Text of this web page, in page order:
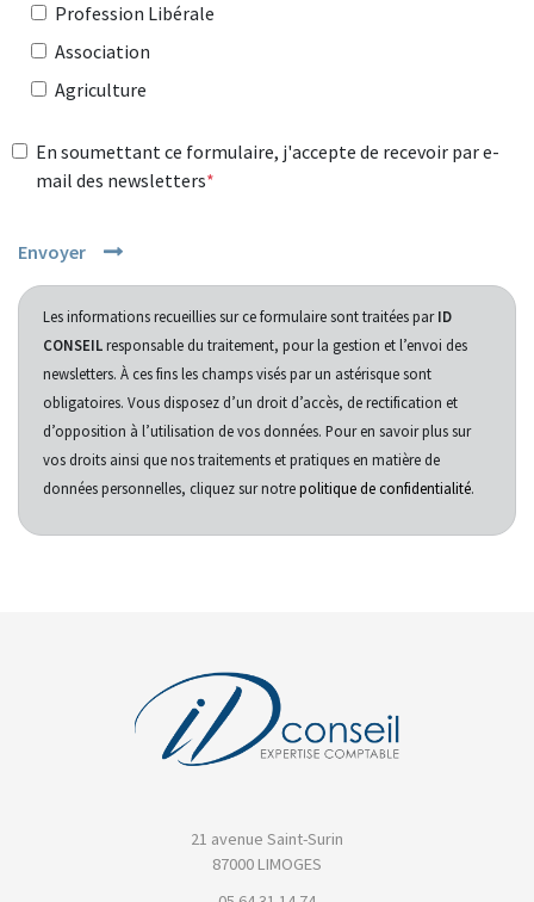
Profession Libérale
Association
Agriculture
En soumettant ce formulaire, j'accepte de recevoir par e-
mail des newsletters
Envoyer
Les informations recueillies sur ce formulaire sont traitées parID
CONSEILresponsable du traitement, pour la gestion et l’envoi des
newsletters. À ces fins les champs visés par un astérisque sont
obligatoires. Vous disposez d’un droit d’accès, de rectification et
d’opposition à l’utilisation de vos données. Pour en savoir plus sur
vos droits ainsi que nos traitements et pratiques en matière de
données personnelles, cliquez sur notrepolitique de confidentialité.
21 avenue Saint-Surin
87000 LIMOGES